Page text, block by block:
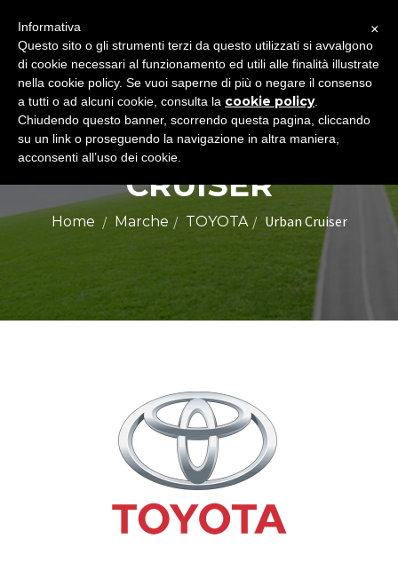
TOYOTA URBAN
CRUISER
Home Marche TOYOTA Urban Cruiser
×
Informativa
Questo sito o gli strumenti terzi da questo utilizzati si avvalgono
di cookie necessari al funzionamento ed utili alle finalità illustrate
nella cookie policy. Se vuoi saperne di più o negare il consenso
a tutti o ad alcuni cookie, consulta la cookie policy.
Chiudendo questo banner, scorrendo questa pagina, cliccando
su un link o proseguendo la navigazione in altra maniera,
acconsenti all’uso dei cookie.